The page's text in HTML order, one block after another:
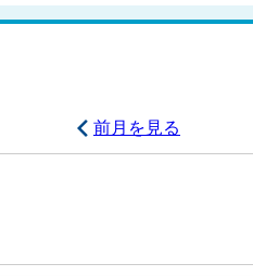
前月を見る